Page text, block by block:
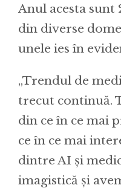
Anul acesta sunt
din diverse
unele ies în
„Trendul de
trecut continuă.
din ce în ce mai
ce în ce mai
dintre AI și
imagistică și